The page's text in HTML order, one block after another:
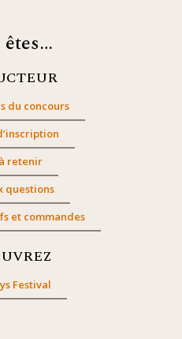
du concours
retenir
questions
et commandes
Festival